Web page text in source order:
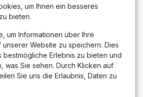
Accessoires
um Ihnen ein besseres
bieten.
um Informationen über Ihre
unserer Website zu speichern. Dies
bestmögliche Erlebnis zu bieten und
was Sie sehen. Durch Klicken auf
Sie uns die Erlaubnis, Daten zu